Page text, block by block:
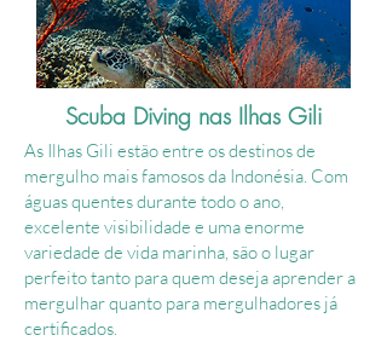
Scuba Diving nas Ilhas Gili
As Ilhas Gili estão entre os destinos de
mergulho mais famosos da Indonésia. Com
águas quentes durante todo o ano,
excelente visibilidade e uma enorme
variedade de vida marinha, são o lugar
perfeito tanto para quem deseja aprender a
mergulhar quanto para mergulhadores já
certificados.